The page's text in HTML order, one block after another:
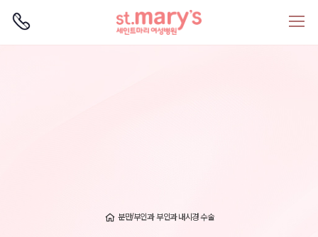
분만/부인과 부인과 내시경 수술